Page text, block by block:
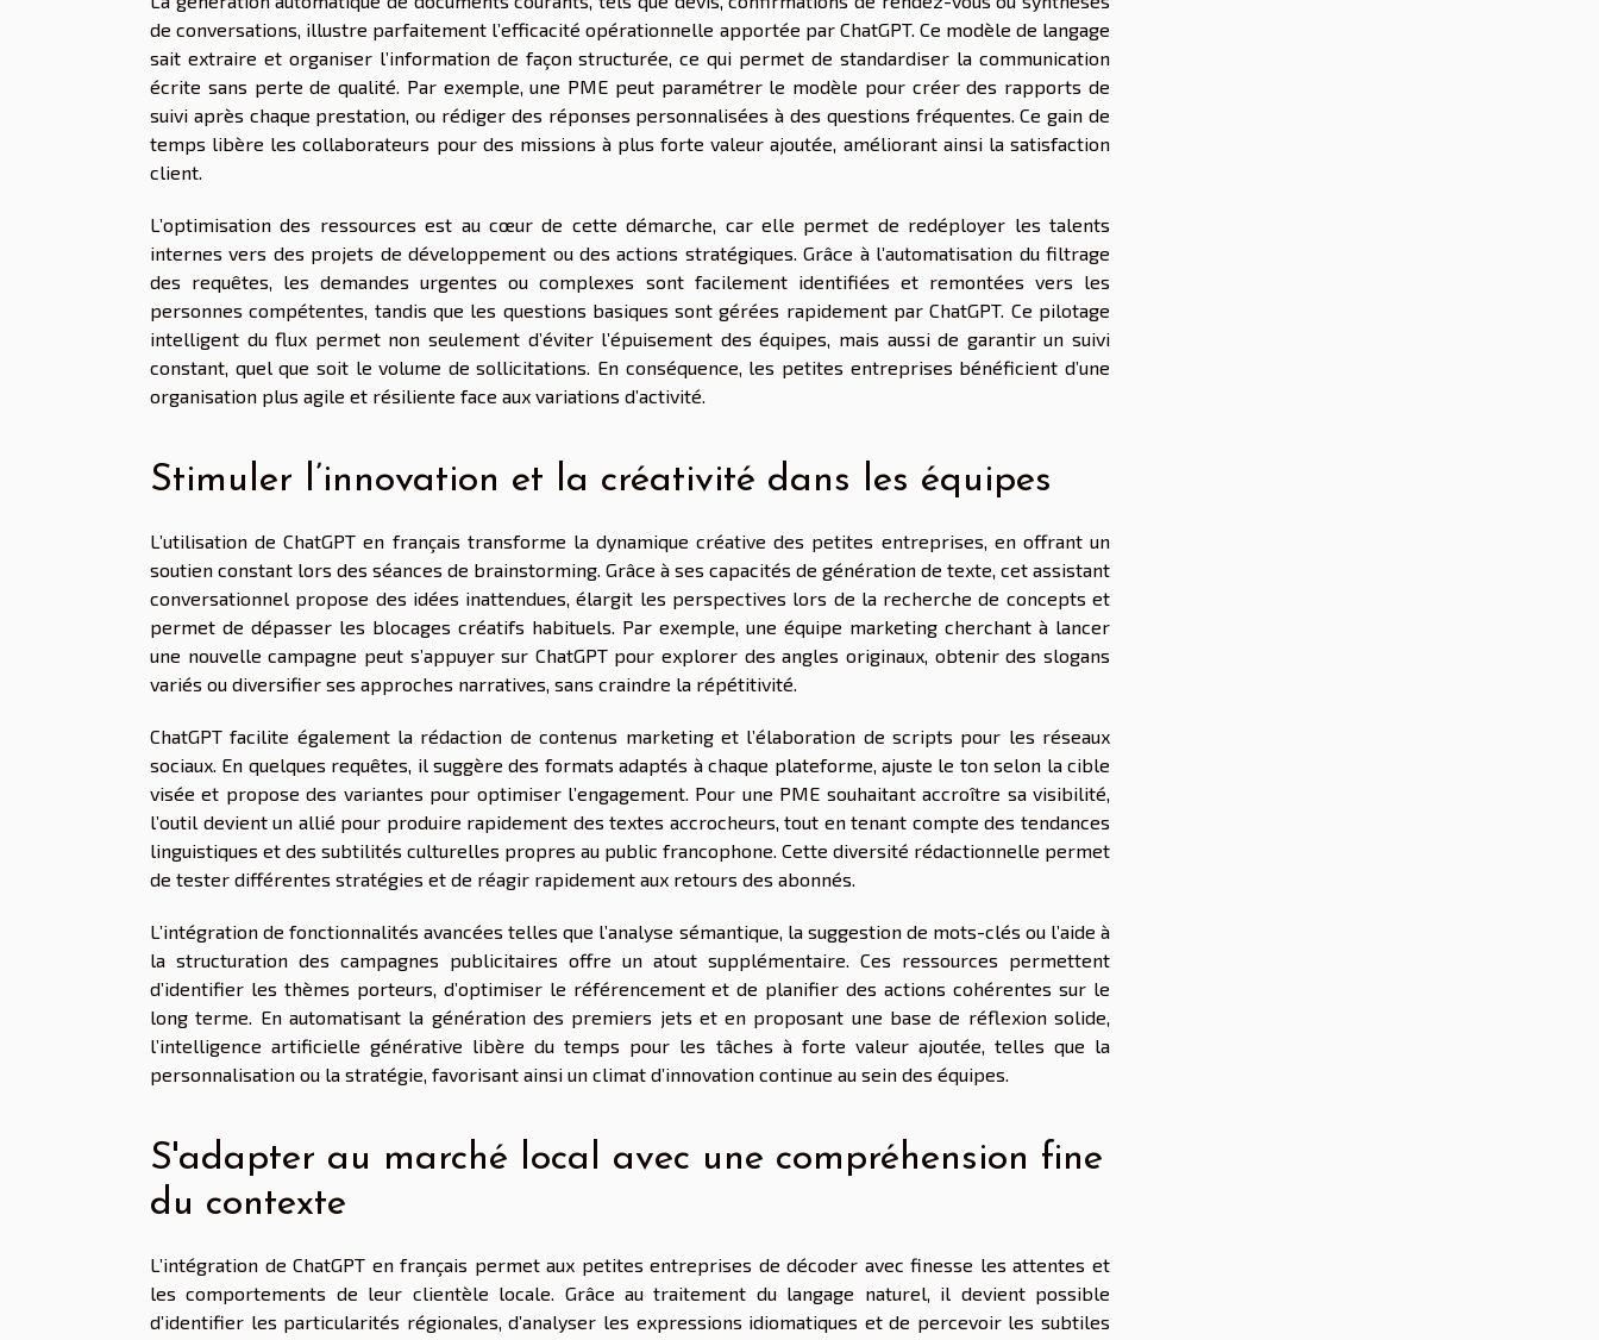
de conversations, illustre parfaitement l’efficacité opérationnelle apportée par ChatGPT. Ce modèle de langage
sait extraire et organiser l’information de façon structurée, ce qui permet de standardiser la communication
écrite sans perte de qualité. Par exemple, une PME peut paramétrer le modèle pour créer des rapports de
suivi après chaque prestation, ou rédiger des réponses personnalisées à des questions fréquentes. Ce gain de
temps libère les collaborateurs pour des missions à plus forte valeur ajoutée, améliorant ainsi la satisfaction
client.
L’optimisation des ressources est au cœur de cette démarche, car elle permet de redéployer les talents
internes vers des projets de développement ou des actions stratégiques. Grâce à l’automatisation du filtrage
des requêtes, les demandes urgentes ou complexes sont facilement identifiées et remontées vers les
personnes compétentes, tandis que les questions basiques sont gérées rapidement par ChatGPT. Ce pilotage
intelligent du flux permet non seulement d’éviter l’épuisement des équipes, mais aussi de garantir un suivi
constant, quel que soit le volume de sollicitations. En conséquence, les petites entreprises bénéficient d’une
organisation plus agile et résiliente face aux variations d’activité.
Stimuler l’innovation et la créativité dans les équipes
L’utilisation de ChatGPT en français transforme la dynamique créative des petites entreprises, en offrant un
soutien constant lors des séances de brainstorming. Grâce à ses capacités de génération de texte, cet assistant
conversationnel propose des idées inattendues, élargit les perspectives lors de la recherche de concepts et
permet de dépasser les blocages créatifs habituels. Par exemple, une équipe marketing cherchant à lancer
une nouvelle campagne peut s’appuyer sur ChatGPT pour explorer des angles originaux, obtenir des slogans
variés ou diversifier ses approches narratives, sans craindre la répétitivité.
ChatGPT facilite également la rédaction de contenus marketing et l’élaboration de scripts pour les réseaux
sociaux. En quelques requêtes, il suggère des formats adaptés à chaque plateforme, ajuste le ton selon la cible
visée et propose des variantes pour optimiser l’engagement. Pour une PME souhaitant accroître sa visibilité,
l’outil devient un allié pour produire rapidement des textes accrocheurs, tout en tenant compte des tendances
linguistiques et des subtilités culturelles propres au public francophone. Cette diversité rédactionnelle permet
de tester différentes stratégies et de réagir rapidement aux retours des abonnés.
L’intégration de fonctionnalités avancées telles que l’analyse sémantique, la suggestion de mots-clés ou l’aide à
la structuration des campagnes publicitaires offre un atout supplémentaire. Ces ressources permettent
d’identifier les thèmes porteurs, d’optimiser le référencement et de planifier des actions cohérentes sur le
long terme. En automatisant la génération des premiers jets et en proposant une base de réflexion solide,
l’intelligence artificielle générative libère du temps pour les tâches à forte valeur ajoutée, telles que la
personnalisation ou la stratégie, favorisant ainsi un climat d’innovation continue au sein des équipes.
S'adapter au marché local avec une compréhension fine
du contexte
L’intégration de ChatGPT en français permet aux petites entreprises de décoder avec finesse les attentes et
les comportements de leur clientèle locale. Grâce au traitement du langage naturel, il devient possible
d’identifier les particularités régionales, d’analyser les expressions idiomatiques et de percevoir les subtiles